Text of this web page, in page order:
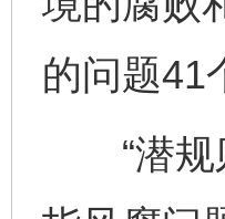
的问题41
“潜规则